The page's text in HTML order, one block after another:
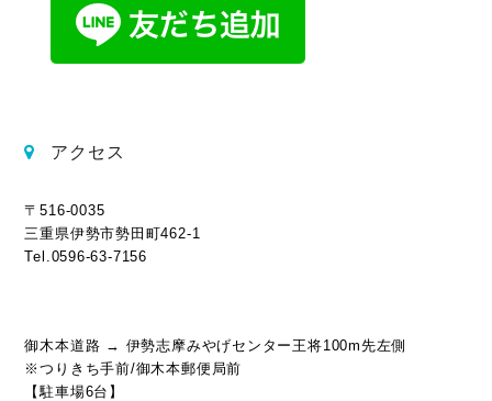
アクセス
〒516-0035
三重県伊勢市勢田町462-1
Tel.0596-63-7156
御木本道路 → 伊勢志摩みやげセンター王将100m先左側
※つりきち手前/御木本郵便局前
【駐車場6台】